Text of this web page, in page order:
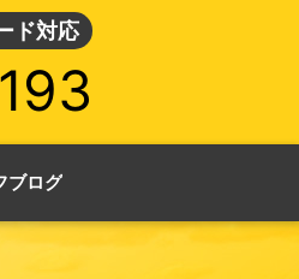
ド対応
ブログ